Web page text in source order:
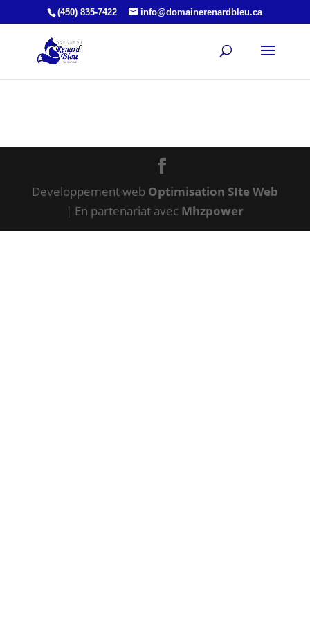
(450) 835-7422 info@domainerenardbleu.ca
Developpement web Optimisation SIte Web
| En partenariat avec Mhzpower